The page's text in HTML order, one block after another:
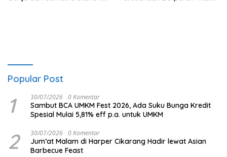
Popular Post
1 30/07/2026 0 Komentar
Sambut BCA UMKM Fest 2026, Ada Suku Bunga Kredit
Spesial Mulai 5,81% eff p.a. untuk UMKM
2 30/07/2026 0 Komentar
Jum’at Malam di Harper Cikarang Hadir lewat Asian
Barbecue Feast